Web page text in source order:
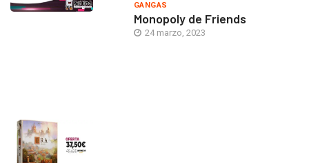
GANGAS
Monopoly de Friends
24 marzo, 2023